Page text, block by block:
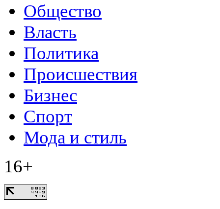
Общество
Власть
Политика
Происшествия
Бизнес
Спорт
Мода и стиль
16+